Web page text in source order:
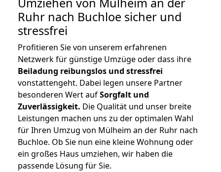
Ruhr nach Buchloe sicher und
stressfrei
Profitieren Sie von unserem erfahrenen
Netzwerk für günstige Umzüge oder dass ihre
Beiladung reibungslos und stressfrei
vonstattengeht. Dabei legen unsere Partner
besonderen Wert aufSorgfalt und
Zuverlässigkeit. Die Qualität und unser breite
Leistungen machen uns zu der optimalen Wahl
für Ihren Umzug von Mülheim an der Ruhr nach
Buchloe. Ob Sie nun eine kleine Wohnung oder
ein großes Haus umziehen, wir haben die
passende Lösung für Sie.